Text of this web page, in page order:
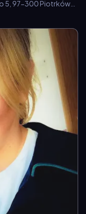
5, 97-300 Piotrków